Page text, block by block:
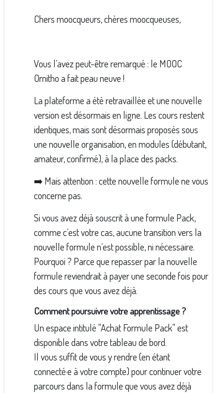
Chers moocqueurs, chères moocqueuses,
Vous l’avez peut-être remarqué : le MOOC
Ornitho a fait peau neuve !
La plateforme a été retravaillée et une nouvelle
version est désormais en ligne. Les cours restent
identiques, mais sont désormais proposés sous
une nouvelle organisation, en modules (débutant,
amateur, confirmé), à la place des packs.
➡️ Mais attention : cette nouvelle formule ne vous
concerne pas.
Si vous avez déjà souscrit à une formule Pack,
comme c’est votre cas, aucune transition vers la
nouvelle formule n’est possible, ni nécessaire.
Pourquoi ? Parce que repasser par la nouvelle
formule reviendrait à payer une seconde fois pour
des cours que vous avez déjà.
Comment poursuivre votre apprentissage ?
Un espace intitulé "Achat Formule Pack" est
disponible dans votre tableau de bord.
Il vous suffit de vous y rendre (en étant
connecté·e à votre compte) pour continuer votre
parcours dans la formule que vous avez déjà